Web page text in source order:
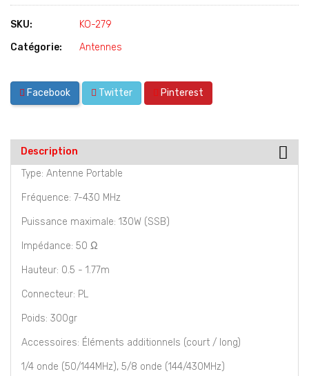
SKU:
KO-279
Catégorie:
Antennes
Facebook Twitter Pinterest
Description
Type: Antenne Portable
Fréquence: 7-430 MHz
Puissance maximale: 130W (SSB)
Impédance: 50 Ω
Hauteur: 0.5 - 1.77m
Connecteur: PL
Poids: 300gr
Accessoires: Éléments additionnels (court / long)
1/4 onde (50/144MHz), 5/8 onde (144/430MHz)